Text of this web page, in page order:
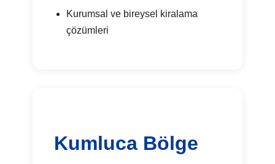
Kurumsal ve bireysel kiralama
çözümleri
Kumluca Bölge